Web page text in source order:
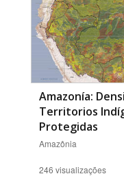
Amazonía:
Territorios
Protegidas
Amazônia
246 visualizações